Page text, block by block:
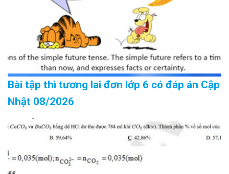
Bài tập thì tương lai đơn lớp 6 có đáp án Cập
Nhật 08/2026